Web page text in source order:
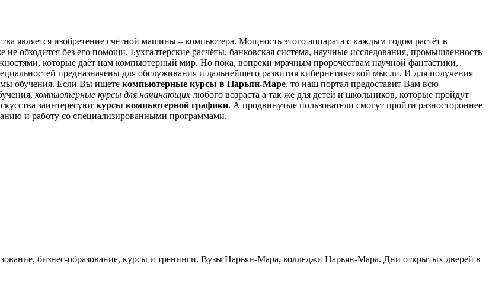
является изобретение счётной машины – компьютера. Мощность этого аппарата с каждым годом растёт в
обходится без его помощи. Бухгалтерские расчёты, банковская система, научные исследования, промышленность
которые даёт нам компьютерный мир. Но пока, вопреки мрачным пророчествам научной фантастики,
предназначены для обслуживания и дальнейшего развития кибернетической мысли. И для получения
обучения. Если Вы ищете компьютерные курсы в Нарьян-Маре, то наш портал предоставит Вам всю
компьютерные курсы для начинающих любого возраста а так же для детей и школьников, которые пройдут
заинтересуют курсы компьютерной графики. А продвинутые пользователи смогут пройти разностороннее
и работу со специализированными программами.
бизнес-образование, курсы и тренинги. Вузы Нарьян-Мара, колледжи Нарьян-Мара. Дни открытых дверей в